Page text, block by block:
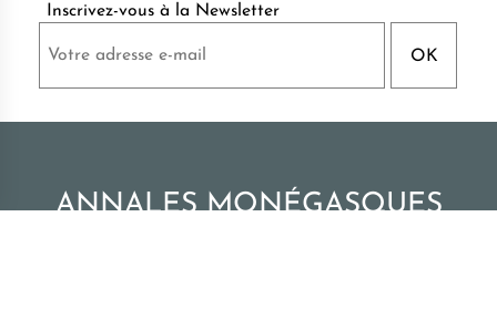
Inscrivez-vous à la Newsletter
ANNALES MONÉGASQUES